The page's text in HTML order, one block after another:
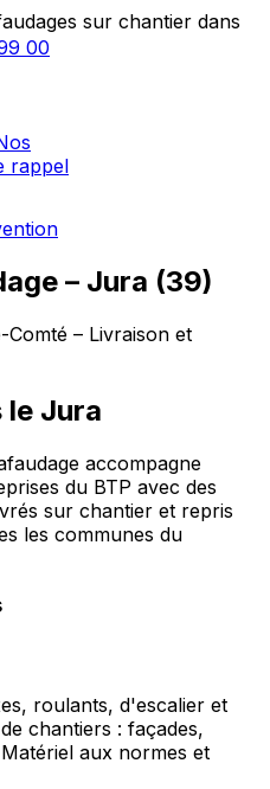
sur chantier dans
00
rappel
– Jura (39)
Comté – Livraison et
le Jura
accompagne
du BTP avec des
sur chantier et repris
les communes du
roulants, d'escalier et
chantiers : façades,
aux normes et